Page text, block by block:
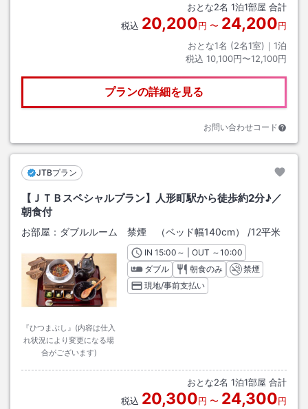
おとな2名 1泊1部屋 合計
税込 20,200円 〜 24,200円
おとな1名 (2名1室)｜ 1泊
税込 10,100円〜12,100円
プランの詳細を見る
お問い合わせコード
JTBプラン
【ＪＴＢスペシャルプラン】人形町駅から徒歩約2分♪／
朝食付
お部屋： ダブルルーム 禁煙 （ベッド幅140cm） /12平米
『ひつまぶし』(内容は仕入
れ状況により変更になる場
合がございます)
INチェックイン
15:00 ～ | OUT チェックアウト
～10:00
ダブル
朝食のみ
禁煙
現地/事前支払い
おとな2名 1泊1部屋 合計
税込 20,300円 〜 24,300円